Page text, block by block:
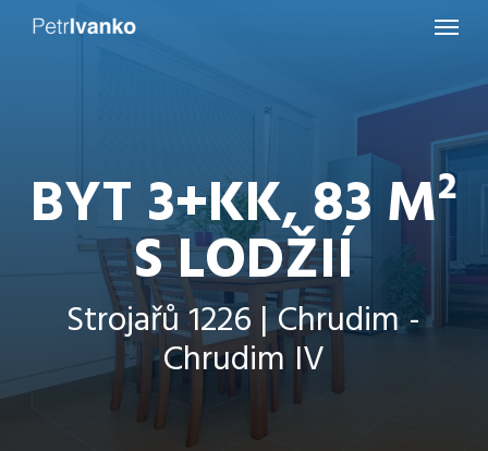
Skip
Menu
BYT 3+KK, 83 M²
S LODŽIÍ
Strojařů 1226 | Chrudim -
Chrudim IV